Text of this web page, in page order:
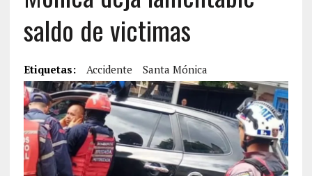
saldo de victimas
Etiquetas: Accidente Santa Mónica